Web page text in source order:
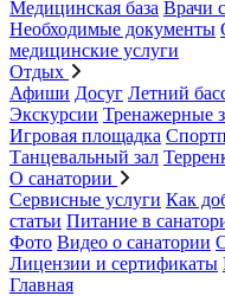
Медицинская база Врачи
Необходимые документы
медицинские услуги
Отдых
Афиши Досуг Летний
Экскурсии Тренажерные
Игровая площадка
Танцевальный зал
О санатории
Сервисные услуги Как
статьи Питание в
Фото Видео о санатории
Лицензии и сертификаты
Главная